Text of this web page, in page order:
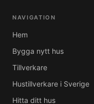
NAVIGATION
Hem
Bygga nytt hus
Tillverkare
Hustillverkare i Sverige
Hitta ditt hus